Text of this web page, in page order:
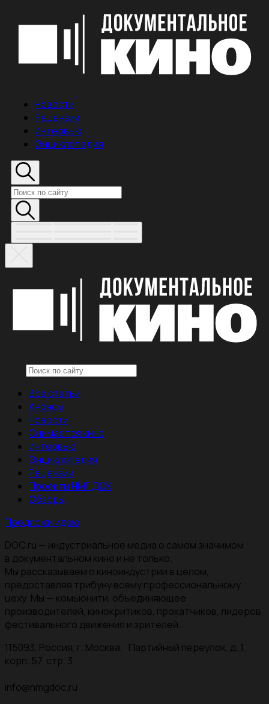
Новости
Рецензии
Интервью
Энциклопедия
Все статьи
Анонсы
Новости
Снимается кино
Интервью
Энциклопедия
Рецензии
Проекты НМГ ДОК
Обзоры
Предложи идею
DOC.ru — индустриальное медиа о самом значимом
в документальном кино и не только.
Мы рассказываем о киноиндустрии в целом,
предоставляя трибуну всему профессиональному
цеху. Мы — комьюнити, объединяющее
производителей, кинокритиков, прокатчиков, лидеров
фестивального движения и зрителей.
115093, Россия, г. Москва, Партийный переулок, д. 1,
корп. 57, стр. 3
info@nmgdoc.ru